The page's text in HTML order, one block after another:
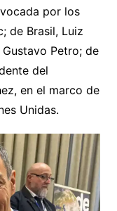
por los
de Brasil, Luiz
Petro; de
del
en el marco de
Unidas.